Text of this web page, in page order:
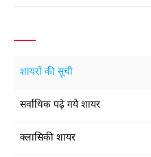
शायरों की सूची
सर्वाधिक पढ़े गये शायर
क्लासिकी शायर